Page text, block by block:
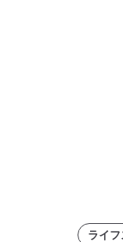
ライ